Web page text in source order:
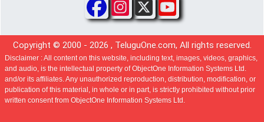
Copyright © 2000 - 2026 , TeluguOne.com, All rights reserved.
Disclaimer :All content on this website, including text, images, videos, graphics,
and audio, is the intellectual property of ObjectOne Information Systems Ltd.
and/or its affiliates. Any unauthorized reproduction, distribution, modification, or
publication of this material, in whole or in part, is strictly prohibited without prior
written consent from ObjectOne Information Systems Ltd.